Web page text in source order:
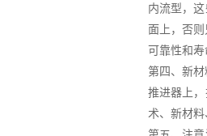
内流型，
面上，否
可靠性和寿
第四、新
推进器上
术、新材